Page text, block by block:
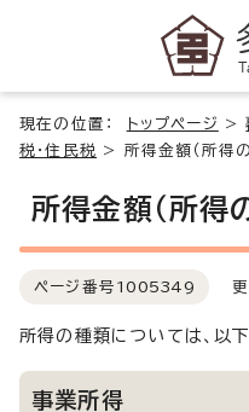
現在の位置： トップページ >
税・住民税 > 所得金額（所得
所得金額（所得
ページ番号 1005349 更
所得の種類については、以下
事業所得